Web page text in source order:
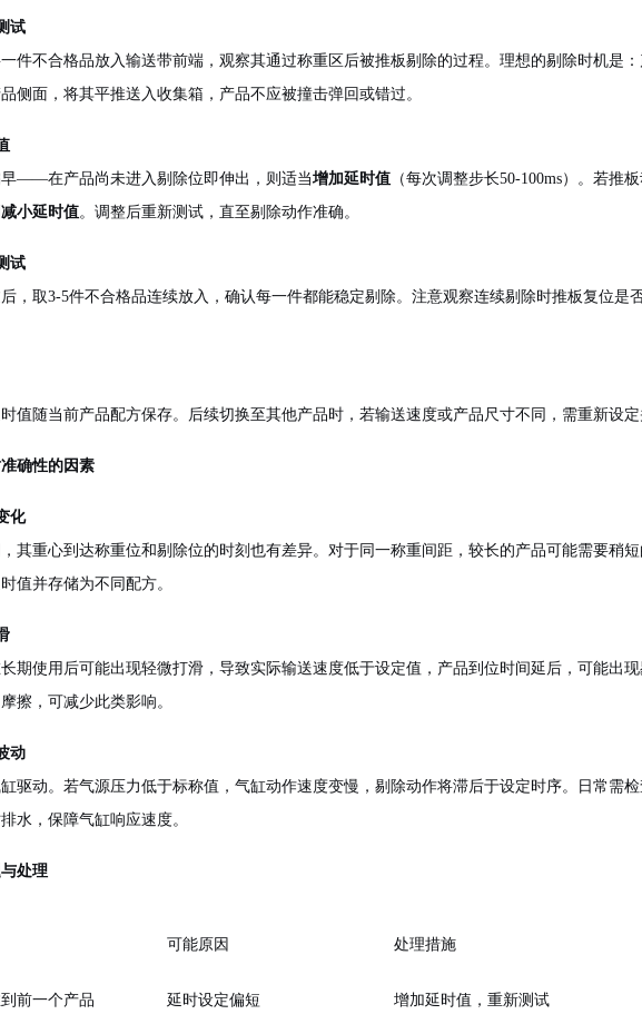
试
件不合格品放入输送带前端，观察其通过称重区后被推板剔除的过程。理想的剔除时机是
侧面，将其平推送入收集箱，产品不应被撞击弹回或错过。
——在产品尚未进入剔除位即伸出，则适当增加延时值 （每次调整步长50-100ms）。若
减小延时值。调整后重新测试，直至剔除动作准确。
试
，取3-5件不合格品连续放入，确认每一件都能稳定剔除。注意观察连续剔除时推板复位是
值随当前产品配方保存。后续切换至其他产品时，若输送速度或产品尺寸不同，需重新设定
确性的因素
化
其重心到达称重位和剔除位的时刻也有差异。对于同一称重间距，较长的产品可能需要稍
值并存储为不同配方。
期使用后可能出现轻微打滑，导致实际输送速度低于设定值，产品到位时间延后，可能出
擦，可减少此类影响。
动
驱动。若气源压力低于标称值，气缸动作速度变慢，剔除动作将滞后于设定时序。日常需
水，保障气缸响应速度。
处理
可能原因 处理措施
前一个产品 延时设定偏短 增加延时值，重新测试